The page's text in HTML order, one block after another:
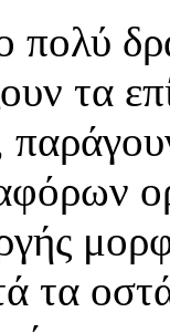
πολύ
τα
τα